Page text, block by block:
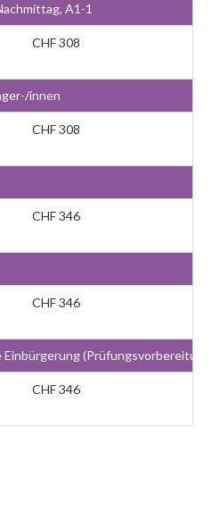
A1-1
CHF 308
innen
CHF 308
CHF 346
CHF 346
(Prüfungsvorbereitung,
CHF 346